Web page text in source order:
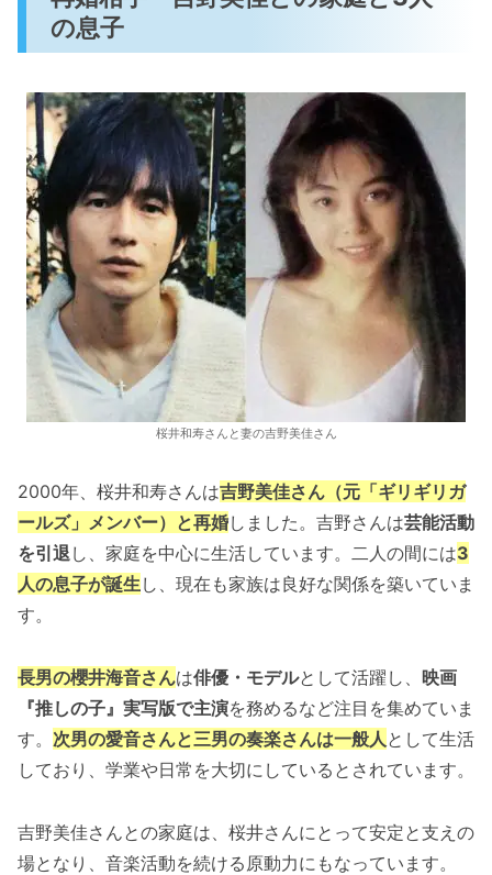
の息子
桜井和寿さんと妻の吉野美佳さん
2000年、桜井和寿さんは吉野美佳さん（元「ギリギリガ
ールズ」メンバー）と再婚しました。吉野さんは芸能活動
を引退し、家庭を中心に生活しています。二人の間には3
人の息子が誕生し、現在も家族は良好な関係を築いていま
す。
長男の櫻井海音さんは俳優・モデルとして活躍し、 映画
『推しの子』実写版で主演を務めるなど注目を集めていま
す。 次男の愛音さんと三男の奏楽さんは一般人として生活
しており、学業や日常を大切にしているとされています。
吉野美佳さんとの家庭は、桜井さんにとって安定と支えの
場となり、音楽活動を続ける原動力にもなっています。